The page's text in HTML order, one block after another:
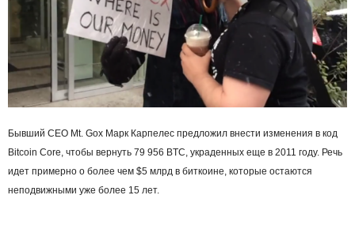
Бывший CEO Mt. Gox Марк Карпелес предложил внести изменения в код
Bitcoin Core, чтобы вернуть 79 956 BTC, украденных еще в 2011 году. Речь
идет примерно о более чем $5 млрд в биткоине, которые остаются
неподвижными уже более 15 лет.